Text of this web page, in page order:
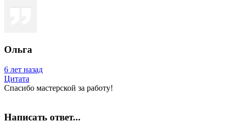
Ольга
6 лет назад
Цитата
Спасибо мастерской за работу!
Написать ответ...